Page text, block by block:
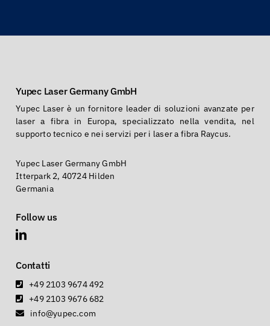
Yupec Laser Germany GmbH
Yupec Laser è un fornitore leader di soluzioni avanzate per
laser a fibra in Europa, specializzato nella vendita, nel
supporto tecnico e nei servizi per i laser a fibra Raycus.
Yupec Laser Germany GmbH
Itterpark 2, 40724 Hilden
Germania
Follow us
Contatti
+49 2103 9674 492
+49 2103 9676 682
info@yupec.com